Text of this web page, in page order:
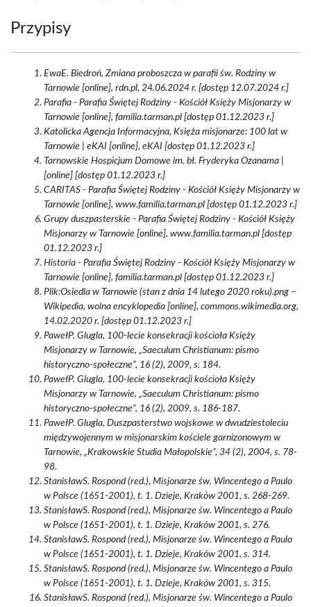
Przypisy
EwaE. Biedroń, Zmiana proboszcza w parafii św. Rodziny w
Tarnowie [online], rdn.pl, 24.06.2024 r. [dostęp 12.07.2024 r.]
Parafia - Parafia Świętej Rodziny - Kościół Księży Misjonarzy w
Tarnowie [online], familia.tarman.pl [dostęp 01.12.2023 r.]
Katolicka Agencja Informacyjna, Księża misjonarze: 100 lat w
Tarnowie | eKAI [online], eKAI [dostęp 01.12.2023 r.]
Tarnowskie Hospicjum Domowe im. bł. Fryderyka Ozanama |
[online] [dostęp 01.12.2023 r.]
CARITAS - Parafia Świętej Rodziny - Kościół Księży Misjonarzy w
Tarnowie [online], www.familia.tarman.pl [dostęp 01.12.2023 r.]
Grupy duszpasterskie - Parafia Świętej Rodziny - Kościół Księży
Misjonarzy w Tarnowie [online], www.familia.tarman.pl [dostęp
01.12.2023 r.]
Historia - Parafia Świętej Rodziny - Kościół Księży Misjonarzy w
Tarnowie [online], familia.tarman.pl [dostęp 01.12.2023 r.]
Plik:Osiedla w Tarnowie (stan z dnia 14 lutego 2020 roku).png –
Wikipedia, wolna encyklopedia [online], commons.wikimedia.org,
14.02.2020 r. [dostęp 01.12.2023 r.]
PawełP. Glugla, 100-lecie konsekracji kościoła Księży
Misjonarzy w Tarnowie, „Saeculum Christianum: pismo
historyczno-społeczne”, 16 (2), 2009, s. 184.
PawełP. Glugla, 100-lecie konsekracji kościoła Księży
Misjonarzy w Tarnowie, „Saeculum Christianum: pismo
historyczno-społeczne”, 16 (2), 2009, s. 186-187.
PawełP. Glugla, Duszpasterstwo wojskowe w dwudziestoleciu
międzywojennym w misjonarskim kościele garnizonowym w
Tarnowie, „Krakowskie Studia Małopolskie”, 34 (2), 2004, s. 78-
98.
StanisławS. Rospond (red.), Misjonarze św. Wincentego a Paulo
w Polsce (1651-2001), t. 1. Dzieje, Kraków 2001, s. 268-269.
StanisławS. Rospond (red.), Misjonarze św. Wincentego a Paulo
w Polsce (1651-2001), t. 1. Dzieje, Kraków 2001, s. 276.
StanisławS. Rospond (red.), Misjonarze św. Wincentego a Paulo
w Polsce (1651-2001), t. 1. Dzieje, Kraków 2001, s. 314.
StanisławS. Rospond (red.), Misjonarze św. Wincentego a Paulo
w Polsce (1651-2001), t. 1. Dzieje, Kraków 2001, s. 315.
StanisławS. Rospond (red.), Misjonarze św. Wincentego a Paulo